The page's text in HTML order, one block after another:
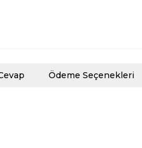
Ödeme Seçenekleri